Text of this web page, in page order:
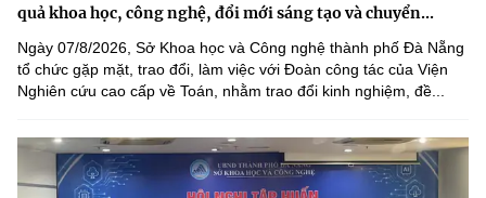
quả khoa học, công nghệ, đổi mới sáng tạo và chuyển...
Ngày 07/8/2026, Sở Khoa học và Công nghệ thành phố Đà Nẵng
tổ chức gặp mặt, trao đổi, làm việc với Đoàn công tác của Viện
Nghiên cứu cao cấp về Toán, nhằm trao đổi kinh nghiệm, đề...